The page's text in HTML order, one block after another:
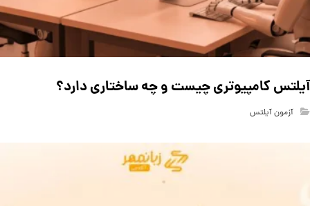
آیلتس کامپیوتری چیست و چه ساختاری دارد؟
آزمون آیلتس